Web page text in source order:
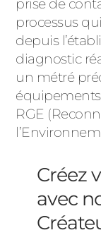
prise de
processus
depuis
diagnostic
un métré
RGE
Créez
avec